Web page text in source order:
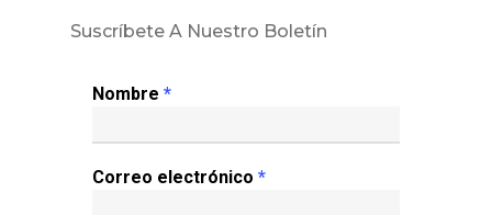
Suscríbete A Nuestro Boletín
Nombre *
Correo electrónico *